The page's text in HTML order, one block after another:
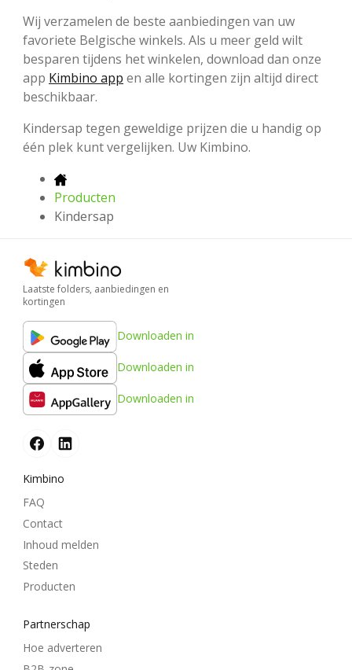
Wij verzamelen de beste aanbiedingen van uw
favoriete Belgische winkels. Als u meer geld wilt
besparen tijdens het winkelen, download dan onze
app Kimbino app en alle kortingen zijn altijd direct
beschikbaar.
Kindersap tegen geweldige prijzen die u handig op
één plek kunt vergelijken. Uw Kimbino.
Producten
Kindersap
Laatste folders, aanbiedingen en
kortingen
Downloaden in
Downloaden in
Downloaden in
Kimbino
FAQ
Contact
Inhoud melden
Steden
Producten
Partnerschap
Hoe adverteren